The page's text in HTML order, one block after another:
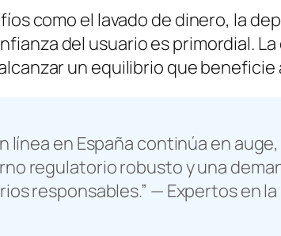
como el lavado de dinero, la
del usuario es primordial.
un equilibrio que
línea en España continúa en
regulatorio robusto y una
responsables.” — Expertos en